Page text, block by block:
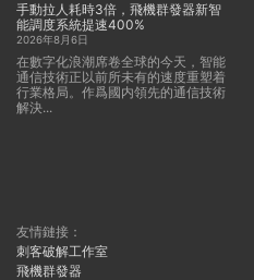
手動拉人耗時3倍，飛機群發器新智
能調度系統提速400%
2026年8月6日
在數字化浪潮席卷全球的今天，智能
通信技術正以前所未有的速度重塑着
行業格局。作爲國内領先的通信技術
解決...
友情鏈接：
刺客破解工作室
飛機群發器